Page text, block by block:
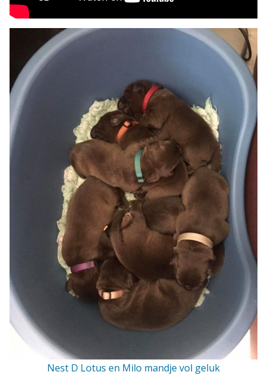
Nest D Lotus en Milo mandje vol geluk